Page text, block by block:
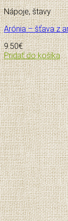
Nápoje, štavy
Arónia – šťava z
9.50€
Pridať do košíka